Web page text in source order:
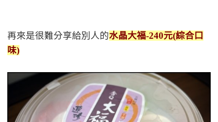
再來是很難分享給別人的水晶大福-240元(綜合口
味)